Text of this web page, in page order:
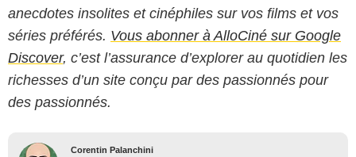
anecdotes insolites et cinéphiles sur vos films et vos
séries préférés. Vous abonner à AlloCiné sur Google
Discover, c’est l’assurance d’explorer au quotidien les
richesses d’un site conçu par des passionnés pour
des passionnés.
Corentin Palanchini